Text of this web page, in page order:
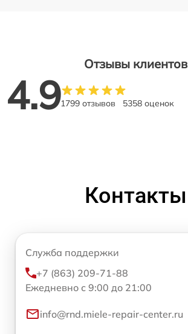
Отзывы клиентов
4.91799 отзывов 5358 оценок
Контакты
Служба поддержки
+7 (863) 209-71-88
Ежедневно с 9:00 до 21:00
info@rnd.miele-repair-center.ru